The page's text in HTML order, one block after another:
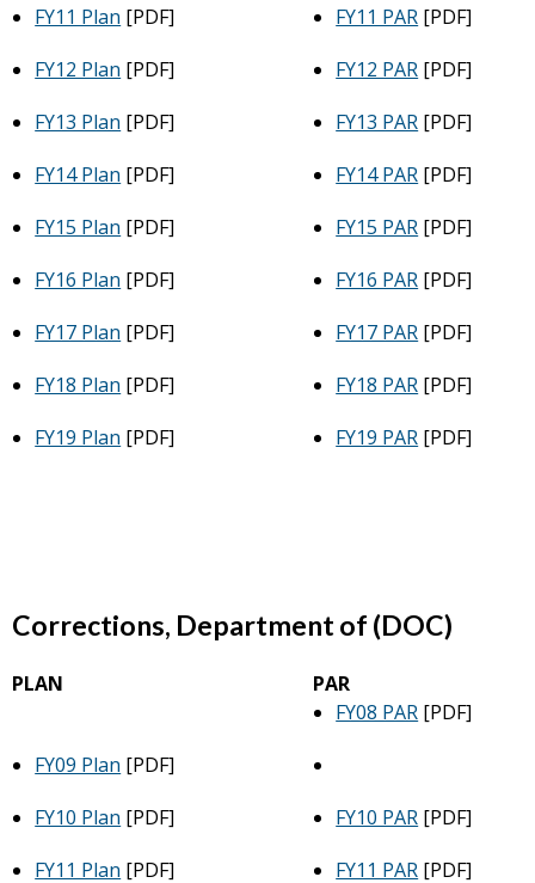
FY11 Plan [PDF] FY11 PAR [PDF]
FY12 Plan [PDF] FY12 PAR [PDF]
FY13 Plan [PDF] FY13 PAR [PDF]
FY14 Plan [PDF] FY14 PAR [PDF]
FY15 Plan [PDF] FY15 PAR [PDF]
FY16 Plan [PDF] FY16 PAR [PDF]
FY17 Plan [PDF] FY17 PAR [PDF]
FY18 Plan [PDF] FY18 PAR [PDF]
FY19 Plan [PDF] FY19 PAR [PDF]
Corrections, Department of (DOC)
PLAN
PAR
FY08 PAR [PDF]
FY09 Plan [PDF]
FY10 Plan [PDF] FY10 PAR [PDF]
FY11 Plan [PDF] FY11 PAR [PDF]